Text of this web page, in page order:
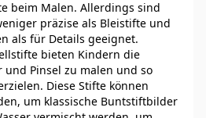
beim Malen. Allerdings sind
präzise als Bleistifte und
als für Details geeignet.
bieten Kindern die
und Pinsel zu malen und so
Diese Stifte können
um klassische Buntstiftbilder